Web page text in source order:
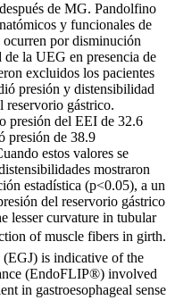
de MG. Pandolfino
y funcionales de
por disminución
la UEG en presencia de
excluidos los pacientes
presión y distensibilidad
reservorio gástrico.
presión del EEI de 32.6
presión de 38.9
estos valores se
mostraron
estadística (p<0.05), a un
del reservorio gástrico
lesser curvature in tubular
of muscle fibers in girth.
(EGJ) is indicative of the
(EndoFLIP®) involved
in gastroesophageal sense